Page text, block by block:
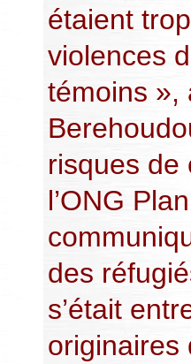
étaient
violences
témoins »,
risques de
l’ONG
des
s’était
originaires